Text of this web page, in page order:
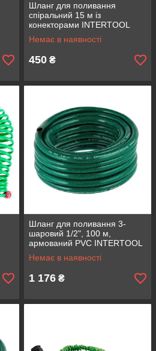
Шланг для поливання
спіральний 15 м із
конекторами INTERTOOL
GE-4002
Немає в наявності
450 ₴
Шланг для поливання 3-
шаровий 1/2", 100 м,
армований PVC INTERTOOL
GE-4027
Немає в наявності
1 176 ₴